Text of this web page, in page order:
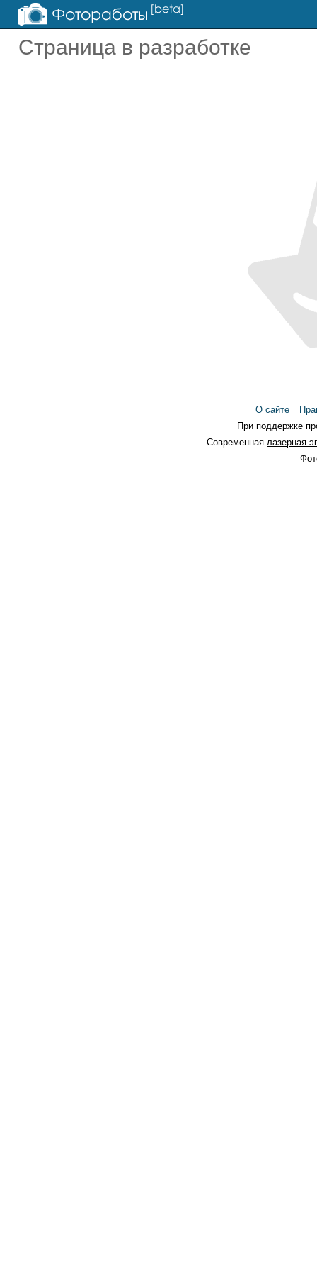
Страница в разработке
О сайте
При поддержке
Современная лазерная